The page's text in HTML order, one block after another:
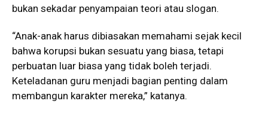
bukan sekadar penyampaian teori atau slogan.
“Anak-anak harus dibiasakan memahami sejak kecil
bahwa korupsi bukan sesuatu yang biasa, tetapi
perbuatan luar biasa yang tidak boleh terjadi.
Keteladanan guru menjadi bagian penting dalam
membangun karakter mereka,” katanya.